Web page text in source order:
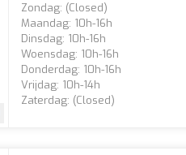
Zondag: (closed)
Maandag: 10h-16h
Dinsdag: 10h-16h
Woensdag: 10h-16h
Donderdag: 10h-16h
Vrijdag: 10h-14h
Zaterdag: (closed)